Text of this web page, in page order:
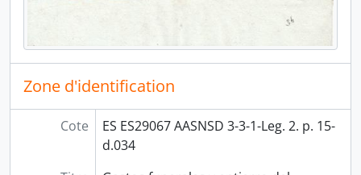
Zone d'identification
Cote
ES ES29067 AASNSD 3-3-1-Leg. 2. p. 15-
d.034